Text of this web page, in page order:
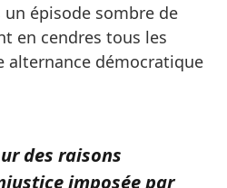
épisode sombre de
en cendres tous les
alternance démocratique
des raisons
imposée par